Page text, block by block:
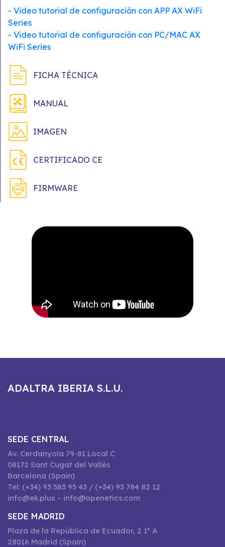
- Video tutorial de configuración con APP AX WiFi
Series
- Video tutorial de configuración con PC/MAC AX
WiFi Series
FICHA TÉCNICA
MANUAL
IMAGEN
CERTIFICADO CE
FIRMWARE
ADALTRA IBERIA S.L.U.
SEDE CENTRAL
Av. Cerdanyola 79-81 Local C
08172 Sant Cugat del Vallès
Barcelona (Spain)
Tel: (+34) 93 583 95 43 / (+34) 93 784 82 12
info@ek.plus – info@openetics.com
SEDE MADRID
Plaza de la República de Ecuador, 2 1º A
28016 Madrid (Spain)